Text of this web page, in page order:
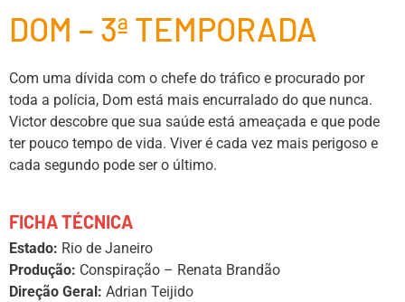
DOM – 3ª TEMPORADA
Com uma dívida com o chefe do tráfico e procurado por
toda a polícia, Dom está mais encurralado do que nunca.
Victor descobre que sua saúde está ameaçada e que pode
ter pouco tempo de vida. Viver é cada vez mais perigoso e
cada segundo pode ser o último.
FICHA TÉCNICA
Estado: Rio de Janeiro
Produção: Conspiração – Renata Brandão
Direção Geral: Adrian Teijido